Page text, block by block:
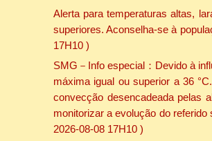
Alerta para temperaturas altas,
superiores. Aconselha-se à
17H10 )
SMG－Info especial：Devido à
máxima igual ou superior a 36
convecção desencadeada pelas
monitorizar a evolução do
2026-08-08 17H10 )